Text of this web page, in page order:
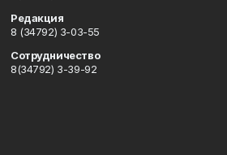
Редакция
8 (34792) 3-03-55
Сотрудничество
8(34792) 3-39-92